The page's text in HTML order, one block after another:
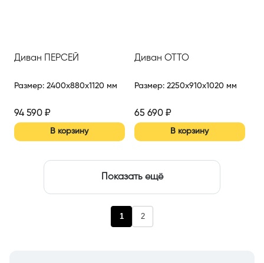
Диван ПЕРСЕЙ
Размер: 2400x880x1120 мм
94 590 ₽
В корзину
Диван ОТТО
Размер: 2250x910x1020 мм
65 690₽
В корзину
Показать ещё
1 2